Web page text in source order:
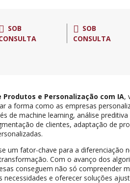
SOB
SOB
CONSULTA
Produtos e Personalização com IA,
a forma como as empresas
de machine learning, análise
de clientes, adaptação de
um fator-chave para a diferenciação
Com o avanço dos
conseguem não só compreender
necessidades e oferecer soluções